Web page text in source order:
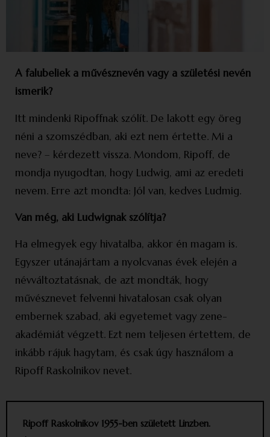
A falubeliek a művésznevén vagy a születési nevén
ismerik?
Itt mindenki Ripoffnak szólít. De lakott egy öreg
néni a szomszédban, aki ezt nem értette. Mi a
neve? – kérdezett vissza. Mondom, Ripoff, de
mondja nyugodtan, hogy Ludwig, ami az eredeti
nevem. Erre azt mondta: Jól van, kedves Ludmig.
Van még, aki Ludwignak szólítja?
Ha elmegyek egy hivatalba, akkor én magam is.
Egyszer utánajártam a nyolcvanas évek elején a
névváltoztatásnak, de azt mondták, hogy
művésznevet felvenni hivatalosan csak olyan
embernek szabad, aki egyetemet vagy zene­
akadémiát végzett. Ezt nem teljesen értettem, de
inkább rájuk hagytam, és csak úgy használom a
Ripoff Raskolnikov nevet.
Ripoff Raskolnikov 1955-ben született Linzben.